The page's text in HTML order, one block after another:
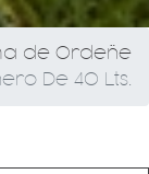
de Ordeñe
De 40 Lts.